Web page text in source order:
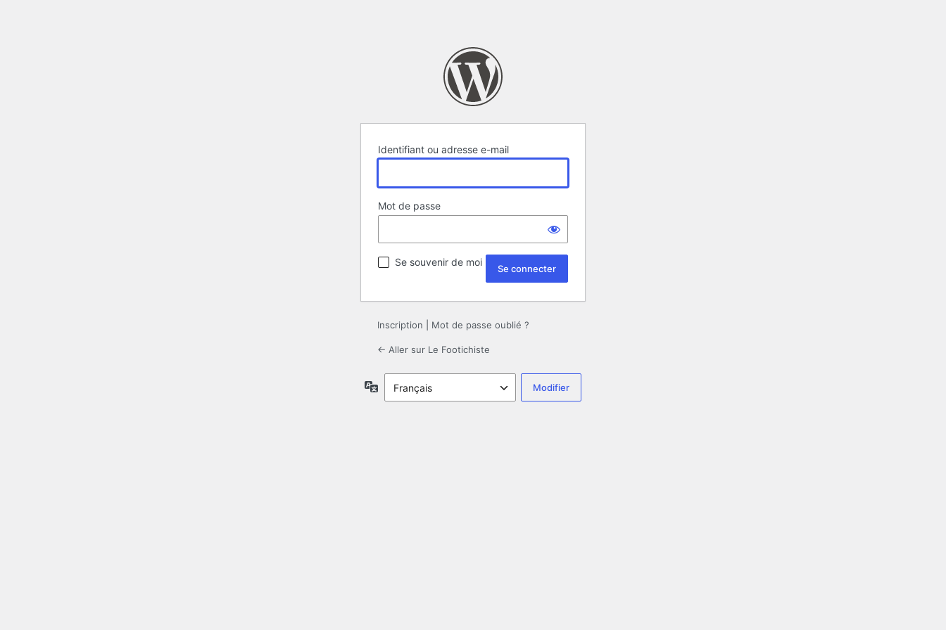
Identifiant ou adresse e-mail
Mot de passe
Se souvenir de moi
Inscription Mot de passe oublié ?
← Aller sur Le Footichiste
Langue